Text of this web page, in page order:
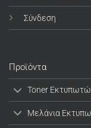
Σύνδεση
Προϊόντα
Toner
Μελάνια